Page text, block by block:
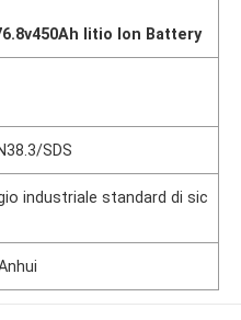
litio Ion Battery
SDS
industriale standard di sic